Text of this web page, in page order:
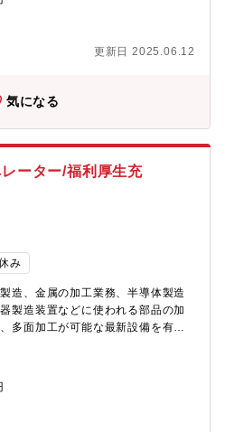
。株式会社ミラプログループとし
、単身・世帯用の寮を利用可能な
更新日 2025.06.12
気になる
ーター/福利厚生充
み
造、金属の加工業務、半導体製造
製造装置などに使われる部品の加
多面加工が可能な最新設備を有し
いなし！ プログラムセット、段取
せします。